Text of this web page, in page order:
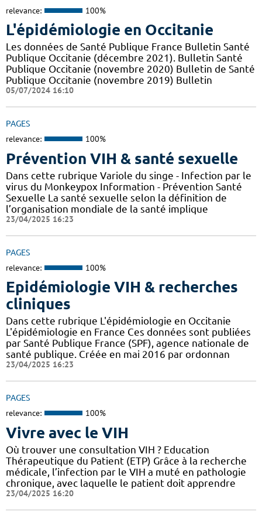
relevance: 100%
L'épidémiologie en Occitanie
Les données de Santé Publique France Bulletin Santé
Publique Occitanie (décembre 2021). Bulletin Santé
Publique Occitanie (novembre 2020) Bulletin de Santé
Publique Occitanie (novembre 2019) Bulletin
05/07/2024 16:10
PAGES
relevance: 100%
Prévention VIH & santé sexuelle
Dans cette rubrique Variole du singe - Infection par le
virus du Monkeypox Information - Prévention Santé
Sexuelle La santé sexuelle selon la définition de
l’organisation mondiale de la santé implique
23/04/2025 16:23
PAGES
relevance: 100%
Epidémiologie VIH & recherches
cliniques
Dans cette rubrique L'épidémiologie en Occitanie
L'épidémiologie en France Ces données sont publiées
par Santé Publique France (SPF), agence nationale de
santé publique. Créée en mai 2016 par ordonnan
23/04/2025 16:23
PAGES
relevance: 100%
Vivre avec le VIH
Où trouver une consultation VIH ? Education
Thérapeutique du Patient (ETP) Grâce à la recherche
médicale, l’infection par le VIH a muté en pathologie
chronique, avec laquelle le patient doit apprendre
23/04/2025 16:20